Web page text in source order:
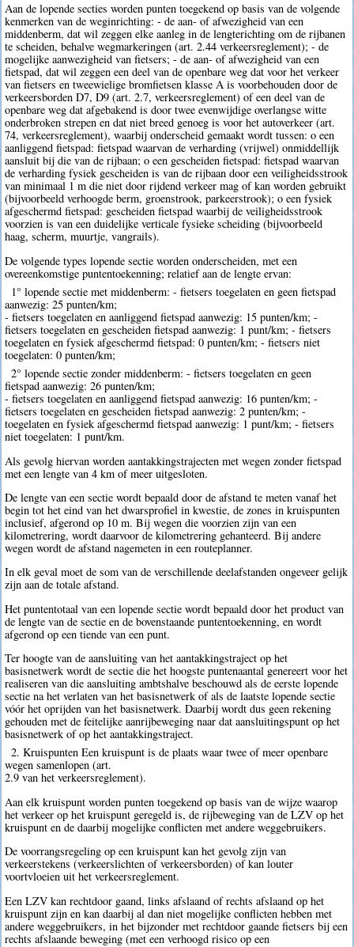
Aan de lopende secties worden punten toegekend op basis van de volgende
kenmerken van de weginrichting: - de aan- of afwezigheid van een
middenberm, dat wil zeggen elke aanleg in de lengterichting om de rijbanen
te scheiden, behalve wegmarkeringen (art. 2.44 verkeersreglement); - de
mogelijke aanwezigheid van fietsers; - de aan- of afwezigheid van een
fietspad, dat wil zeggen een deel van de openbare weg dat voor het verkeer
van fietsers en tweewielige bromfietsen klasse A is voorbehouden door de
verkeersborden D7, D9 (art. 2.7, verkeersreglement) of een deel van de
openbare weg dat afgebakend is door twee evenwijdige overlangse witte
onderbroken strepen en dat niet breed genoeg is voor het autoverkeer (art.
74, verkeersreglement), waarbij onderscheid gemaakt wordt tussen: o een
aanliggend fietspad: fietspad waarvan de verharding (vrijwel) onmiddellijk
aansluit bij die van de rijbaan; o een gescheiden fietspad: fietspad waarvan
de verharding fysiek gescheiden is van de rijbaan door een veiligheidsstrook
van minimaal 1 m die niet door rijdend verkeer mag of kan worden gebruikt
(bijvoorbeeld verhoogde berm, groenstrook, parkeerstrook); o een fysiek
afgeschermd fietspad: gescheiden fietspad waarbij de veiligheidsstrook
voorzien is van een duidelijke verticale fysieke scheiding (bijvoorbeeld
haag, scherm, muurtje, vangrails).
De volgende types lopende sectie worden onderscheiden, met een
overeenkomstige puntentoekenning; relatief aan de lengte ervan:
1° lopende sectie met middenberm: - fietsers toegelaten en geen fietspad
aanwezig: 25 punten/km;
- fietsers toegelaten en aanliggend fietspad aanwezig: 15 punten/km; -
fietsers toegelaten en gescheiden fietspad aanwezig: 1 punt/km; - fietsers
toegelaten en fysiek afgeschermd fietspad: 0 punten/km; - fietsers niet
toegelaten: 0 punten/km;
2° lopende sectie zonder middenberm: - fietsers toegelaten en geen
fietspad aanwezig: 26 punten/km;
- fietsers toegelaten en aanliggend fietspad aanwezig: 16 punten/km; -
fietsers toegelaten en gescheiden fietspad aanwezig: 2 punten/km; -
toegelaten en fysiek afgeschermd fietspad aanwezig: 1 punt/km; - fietsers
niet toegelaten: 1 punt/km.
Als gevolg hiervan worden aantakkingstrajecten met wegen zonder fietspad
met een lengte van 4 km of meer uitgesloten.
De lengte van een sectie wordt bepaald door de afstand te meten vanaf het
begin tot het eind van het dwarsprofiel in kwestie, de zones in kruispunten
inclusief, afgerond op 10 m. Bij wegen die voorzien zijn van een
kilometrering, wordt daarvoor de kilometrering gehanteerd. Bij andere
wegen wordt de afstand nagemeten in een routeplanner.
In elk geval moet de som van de verschillende deelafstanden ongeveer gelijk
zijn aan de totale afstand.
Het puntentotaal van een lopende sectie wordt bepaald door het product van
de lengte van de sectie en de bovenstaande puntentoekenning, en wordt
afgerond op een tiende van een punt.
Ter hoogte van de aansluiting van het aantakkingstraject op het
basisnetwerk wordt de sectie die het hoogste puntenaantal genereert voor het
realiseren van die aansluiting ambtshalve beschouwd als de eerste lopende
sectie na het verlaten van het basisnetwerk of als de laatste lopende sectie
vóór het oprijden van het basisnetwerk. Daarbij wordt dus geen rekening
gehouden met de feitelijke aanrijbeweging naar dat aansluitingspunt op het
basisnetwerk of op het aantakkingstraject.
2. Kruispunten Een kruispunt is de plaats waar twee of meer openbare
wegen samenlopen (art.
2.9 van het verkeersreglement).
Aan elk kruispunt worden punten toegekend op basis van de wijze waarop
het verkeer op het kruispunt geregeld is, de rijbeweging van de LZV op het
kruispunt en de daarbij mogelijke conflicten met andere weggebruikers.
De voorrangsregeling op een kruispunt kan het gevolg zijn van
verkeerstekens (verkeerslichten of verkeersborden) of kan louter
voortvloeien uit het verkeersreglement.
Een LZV kan rechtdoor gaand, links afslaand of rechts afslaand op het
kruispunt zijn en kan daarbij al dan niet mogelijke conflicten hebben met
andere weggebruikers, in het bijzonder met rechtdoor gaande fietsers bij een
rechts afslaande beweging (met een verhoogd risico op een